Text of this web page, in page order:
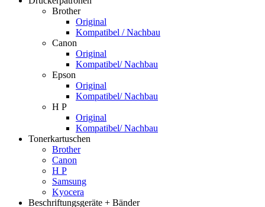
Brother
Original
Kompatibel / Nachbau
Canon
Original
Kompatibel/ Nachbau
Epson
Original
Kompatibel/ Nachbau
H P
Original
Kompatibel/ Nachbau
Tonerkartuschen
Brother
Canon
H P
Samsung
Kyocera
Beschriftungsgeräte + Bänder